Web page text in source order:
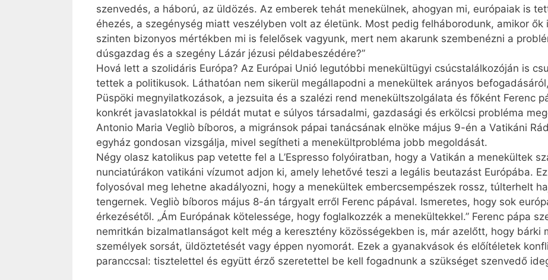
szenvedés, a háború, az üldözés. Az emberek tehát menekülnek, ahogyan mi, európaiak is
éhezés, a szegénység miatt veszélyben volt az életünk. Most pedig felháborodunk, amikor ők
szinten bizonyos mértékben mi is felelősek vagyunk, mert nem akarunk szembenézni a
dúsgazdag és a szegény Lázár jézusi példabeszédére?”
Hová lett a szolidáris Európa? Az Európai Unió legutóbbi menekültügyi csúcstalálkozóján is
tettek a politikusok. Láthatóan nem sikerül megállapodni a menekültek arányos
Püspöki megnyilatkozások, a jezsuita és a szalézi rend menekültszolgálata és főként Ferenc
konkrét javaslatokkal is példát mutat e súlyos társadalmi, gazdasági és erkölcsi probléma
Antonio Maria Vegliò bíboros, a migránsok pápai tanácsának elnöke május 9-én a Vatikáni
egyház gondosan vizsgálja, mivel segítheti a menekültprobléma jobb megoldását.
Négy olasz katolikus pap vetette fel a L’Espresso folyóiratban, hogy a Vatikán a menekültek
nunciatúrákon vatikáni vízumot adjon ki, amely lehetővé teszi a legális beutazást Európába.
folyosóval meg lehetne akadályozni, hogy a menekültek embercsempészek rossz, túlterhelt
tengernek. Vegliò bíboros május 8-án tárgyalt erről Ferenc pápával. Ismeretes, hogy sok
érkezésétől. „Ám Európának kötelessége, hogy foglalkozzék a menekültekkel.” Ferenc pápa
nemritkán bizalmatlanságot kelt még a keresztény közösségekben is, már azelőtt, hogy bárki
személyek sorsát, üldöztetését vagy éppen nyomorát. Ezek a gyanakvások és előítéletek
paranccsal: tisztelettel és együtt érző szeretettel be kell fogadnunk a szükséget szenvedő